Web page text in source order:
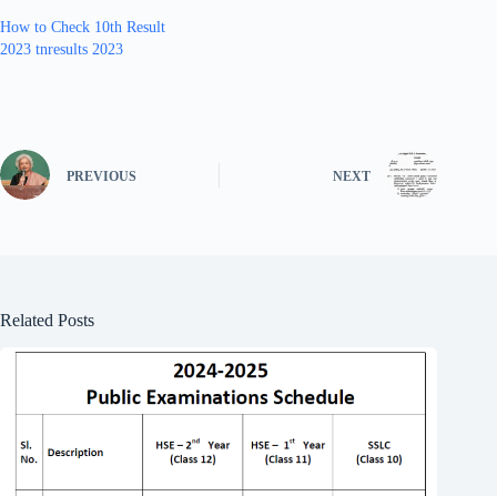
How to Check 10th Result
2023 tnresults 2023
PREVIOUS NEXT
Related Posts